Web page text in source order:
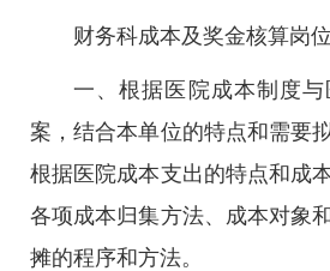
财务科成本及奖金核算岗
一、根据医院成本制度
案，结合本单位的特点和需要
根据医院成本支出的特点和成
各项成本归集方法、成本对象
摊的程序和方法。